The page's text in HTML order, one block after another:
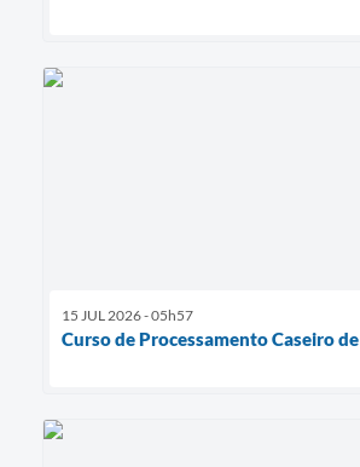
15 JUL 2026 - 05h57
Curso de Processamento Caseiro